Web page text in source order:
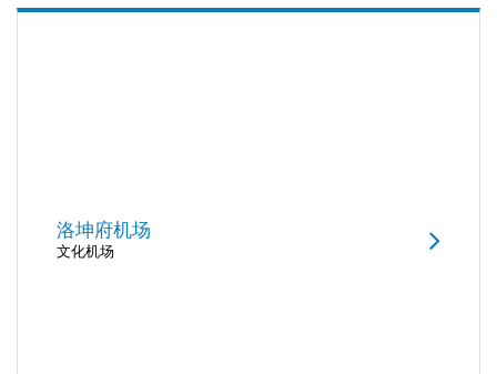
洛坤府机场
文化机场